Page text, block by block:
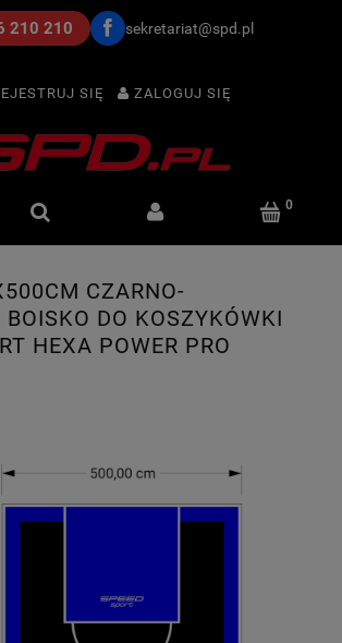
210 210 sekretariat@spd.pl
SIĘ ZALOGUJ SIĘ
CZARNO-
BOISKO DO KOSZYKÓWKI
HEXA POWER PRO